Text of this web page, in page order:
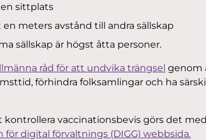
sittplats
meters avstånd till andra sällskap
sällskap är högst åtta personer.
råd för att undvika trängsel genom
förhindra folksamlingar och ha
kontrollera vaccinationsbevis görs det
digital förvaltnings (DIGG) webbsida.